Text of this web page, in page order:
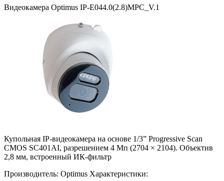
Видеокамера Optimus IP-E044.0(2.8)MPC_V.1
Купольная IP-видеокамера на основе 1/3” Progressive Scan
CMOS SC401AI, разрешением 4 Мп (2704 × 2104). Объектив
2,8 мм, встроенный ИК-фильтр
Производитель: Optimus Характеристики: